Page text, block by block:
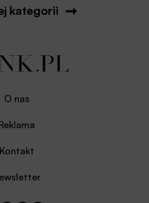
kategorii
O nas
Kontakt